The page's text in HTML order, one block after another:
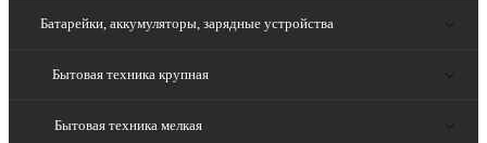
Батарейки, аккумуляторы, зарядные устройства
Бытовая техника крупная
Бытовая техника мелкая